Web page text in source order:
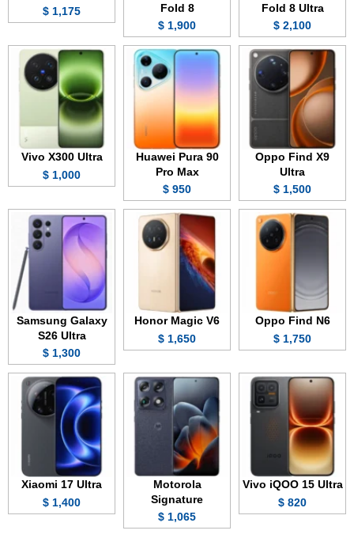
Fold 8 Ultra
2,100 $
Fold 8
1,900 $
1,175 $
Oppo Find X9
Ultra
1,500 $
Huawei Pura 90
Pro Max
950 $
Vivo X300 Ultra
1,000 $
Oppo Find N6
1,750 $
Honor Magic V6
1,650 $
Samsung Galaxy
S26 Ultra
1,300 $
Vivo iQOO 15 Ultra
820 $
Motorola
Signature
1,065 $
Xiaomi 17 Ultra
1,400 $